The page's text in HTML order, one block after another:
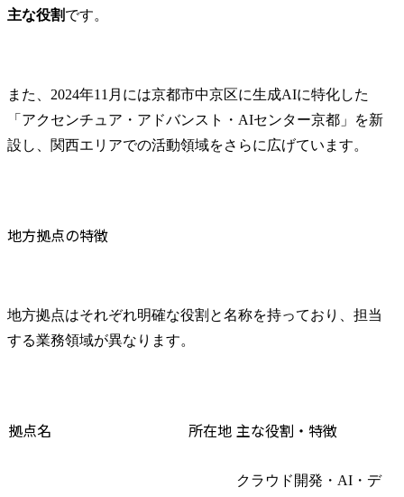
主な役割です。
また、2024年11月には京都市中京区に生成AIに特化した
「アクセンチュア・アドバンスト・AIセンター京都」を新
設し、関西エリアでの活動領域をさらに広げています。
地方拠点の特徴
地方拠点はそれぞれ明確な役割と名称を持っており、担当
する業務領域が異なります。
拠点名 所在地 主な役割・特徴
クラウド開発・AI・デ